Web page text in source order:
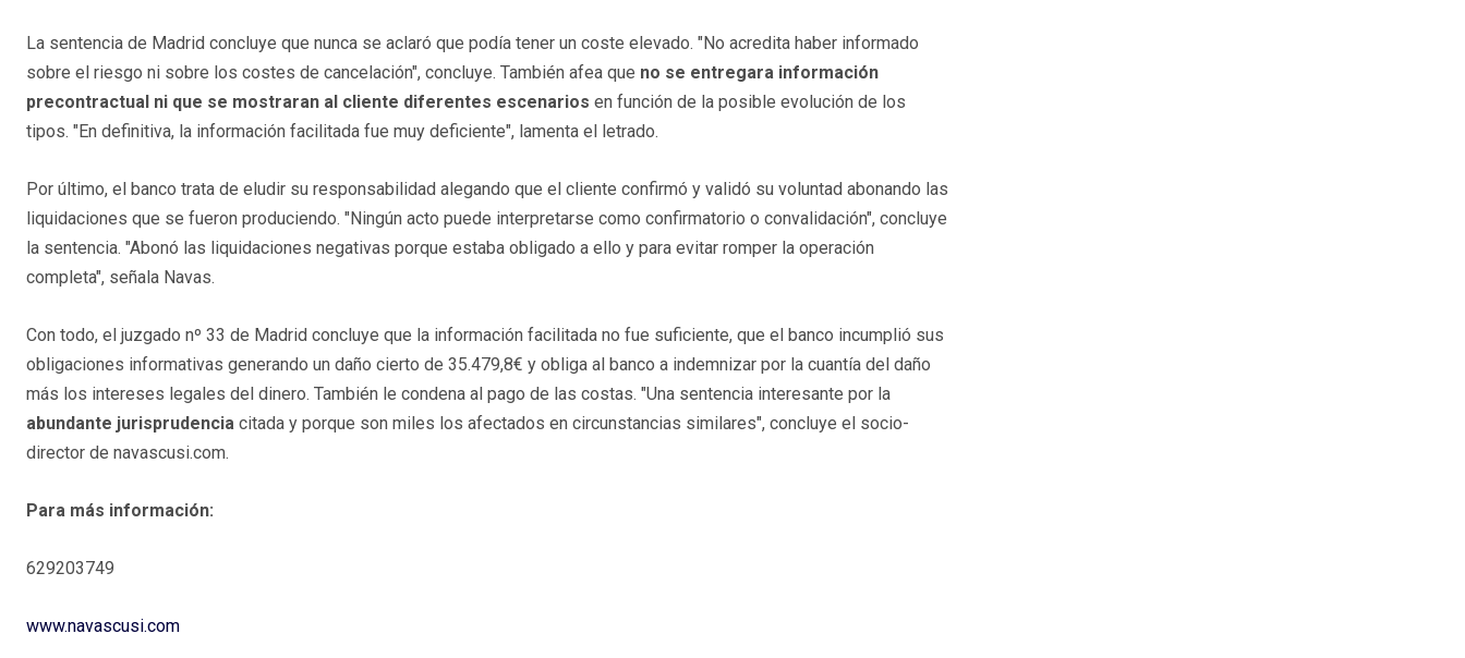
La sentencia de Madrid concluye que nunca se aclaró que podía tener un coste elevado. "No acredita haber informado
sobre el riesgo ni sobre los costes de cancelación", concluye. También afea que no se entregara información
precontractual ni que se mostraran al cliente diferentes escenarios en función de la posible evolución de los
tipos. "En definitiva, la información facilitada fue muy deficiente", lamenta el letrado.
Por último, el banco trata de eludir su responsabilidad alegando que el cliente confirmó y validó su voluntad abonando las
liquidaciones que se fueron produciendo. "Ningún acto puede interpretarse como confirmatorio o convalidación", concluye
la sentencia. "Abonó las liquidaciones negativas porque estaba obligado a ello y para evitar romper la operación
completa", señala Navas.
Con todo, el juzgado nº 33 de Madrid concluye que la información facilitada no fue suficiente, que el banco incumplió sus
obligaciones informativas generando un daño cierto de 35.479,8€ y obliga al banco a indemnizar por la cuantía del daño
más los intereses legales del dinero. También le condena al pago de las costas. "Una sentencia interesante por la
abundante jurisprudencia citada y porque son miles los afectados en circunstancias similares", concluye el socio-
director de navascusi.com.
Para más información:
629203749
www.navascusi.com